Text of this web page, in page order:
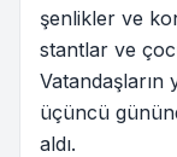
şenlikler ve
stantlar ve
Vatandaşların
üçüncü
aldı.